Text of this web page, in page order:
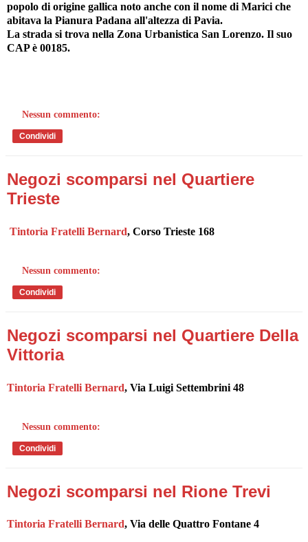
popolo di origine gallica noto anche con il nome di Marici che
abitava la Pianura Padana all'altezza di Pavia.
La strada si trova nella Zona Urbanistica San Lorenzo. Il suo
CAP è 00185.
Nessun commento:
Condividi
Negozi scomparsi nel Quartiere
Trieste
Tintoria Fratelli Bernard, Corso Trieste 168
Nessun commento:
Condividi
Negozi scomparsi nel Quartiere Della
Vittoria
Tintoria Fratelli Bernard, Via Luigi Settembrini 48
Nessun commento:
Condividi
Negozi scomparsi nel Rione Trevi
Tintoria Fratelli Bernard, Via delle Quattro Fontane 4